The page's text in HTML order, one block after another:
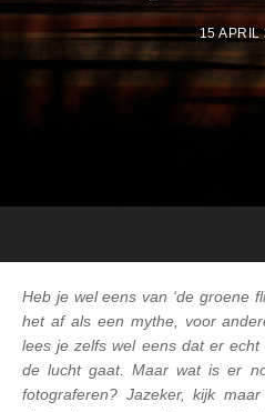
15 APRIL
Heb je wel eens van ‘de groene
het af als een mythe, voor
lees je zelfs wel eens dat er
de lucht gaat. Maar wat is er
fotograferen? Jazeker, kijk